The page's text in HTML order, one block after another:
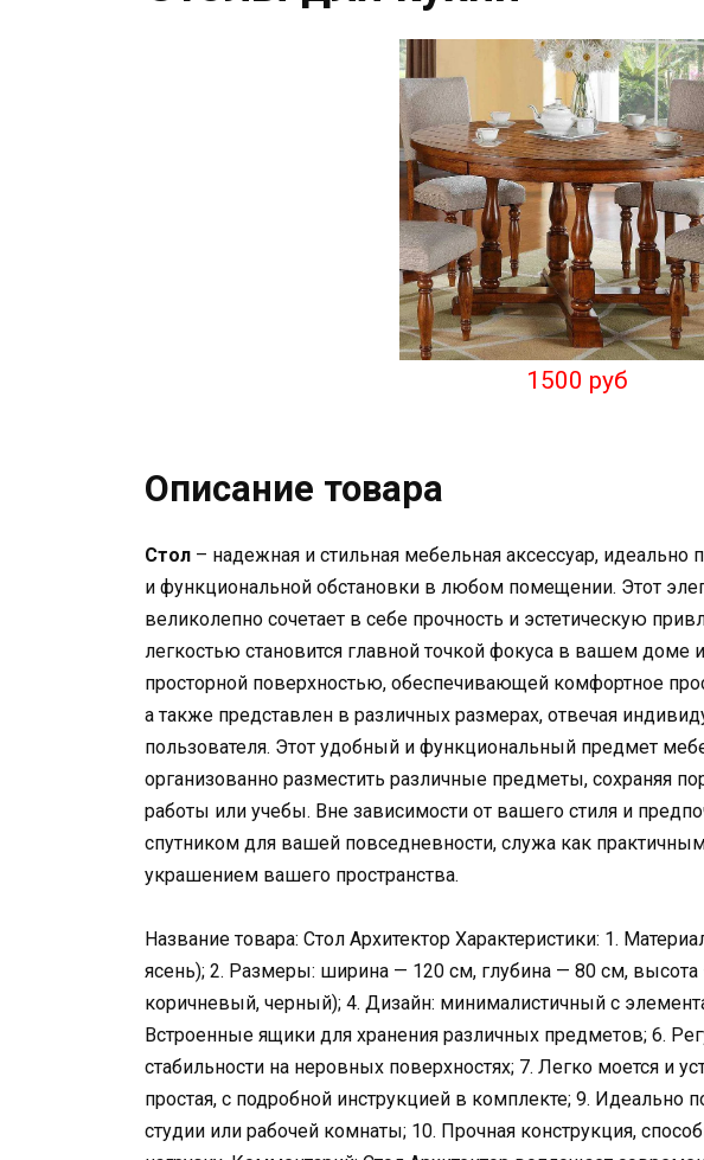
1500 руб
Описание товара
Стол – надежная и стильная мебельная аксессуар,
и функциональной обстановки в любом помещении. Этот
великолепно сочетает в себе прочность и эстетическую
легкостью становится главной точкой фокуса в вашем доме
просторной поверхностью, обеспечивающей комфортное
а также представлен в различных размерах, отвечая
пользователя. Этот удобный и функциональный предмет
организованно разместить различные предметы, сохраняя
работы или учебы. Вне зависимости от вашего стиля и
спутником для вашей повседневности, служа как
украшением вашего пространства.
Название товара: Стол Архитектор Характеристики: 1.
ясень); 2. Размеры: ширина — 120 см, глубина — 80 см,
коричневый, черный); 4. Дизайн: минималистичный с
Встроенные ящики для хранения различных предметов; 6.
стабильности на неровных поверхностях; 7. Легко моется и
простая, с подробной инструкцией в комплекте; 9. Идеально
студии или рабочей комнаты; 10. Прочная конструкция,